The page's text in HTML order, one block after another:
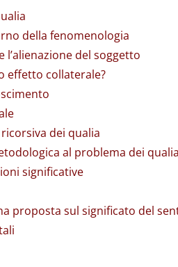
della fenomenologia
del soggetto
effetto collaterale?
dei qualia
al problema dei qualia
significative
proposta sul significato del